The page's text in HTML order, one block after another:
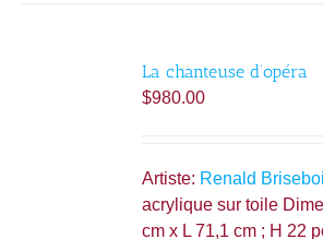
La chanteuse d’opéra
$980.00
Artiste: Renald
acrylique sur toile
cm x L 71,1 cm ; H 22